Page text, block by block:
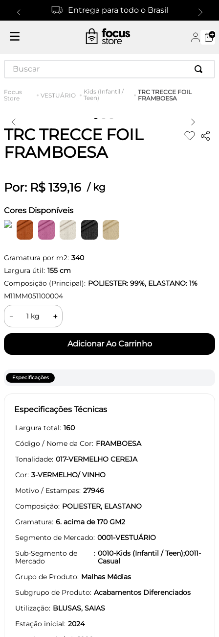
Entrega para todo o Brasil
Buscar
VESTUÁRIO
Kids (Infantil /
Teen)
TRC TRECCE FOIL
FRAMBOESA
TRC TRECCE FOIL
FRAMBOESA
Por: R$ 139,16 / kg
Cores Disponíveis
Gramatura por m2: 340
Largura útil: 155 cm
Composição (Principal): POLIESTER: 99%, ELASTANO: 1%
M11MM051100004
＋
－
Especificações
Especificações Técnicas
Largura total 160
Código / Nome da Cor FRAMBOESA
Tonalidade 017-VERMELHO CEREJA
Cor 3-VERMELHO/ VINHO
Motivo / Estampas 27946
Composição POLIESTER, ELASTANO
Gramatura 6. acima de 170 GM2
Segmento de Mercado 0001-VESTUÁRIO
Sub-Segmento de
Mercado
0010-Kids (Infantil / Teen);0011-
Casual
Grupo de Produto Malhas Médias
Subgrupo de Produto Acabamentos Diferenciados
Utilização BLUSAS, SAIAS
Estação inicial 2024